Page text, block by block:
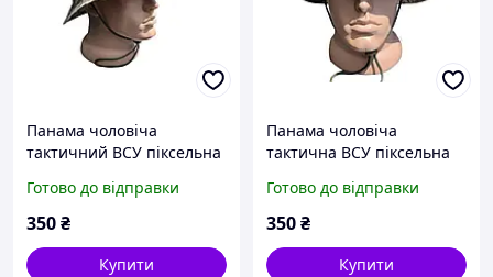
Панама чоловіча
тактичний ВСУ піксельна
ТРО полеква піксель
військова ЗСУ
Готово до відправки
350₴
Купити
Панама чоловіча
тактична ВСУ піксельна
ТРО польова піксель
військова ЗСУ літня
Готово до відправки
350₴
Купити